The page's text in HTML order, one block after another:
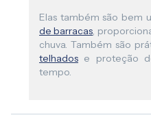
Elas também são bem
de barracas,
chuva. Também são
telhados e proteção
tempo.